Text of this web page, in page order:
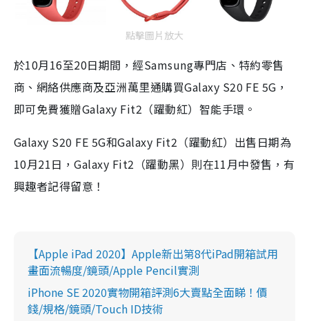
點擊圖片放大
於10月16至20日期間，經Samsung專門店、特約零售
商、網絡供應商及亞洲萬里通購買Galaxy S20 FE 5G，
即可免費獲贈Galaxy Fit2（躍動紅）智能手環。
Galaxy S20 FE 5G和Galaxy Fit2（躍動紅）出售日期為
10月21日，Galaxy Fit2（躍動黑）則在11月中發售，有
興趣者記得留意！
【Apple iPad 2020】Apple新出第8代iPad開箱試用
畫面流暢度/鏡頭/Apple Pencil實測
iPhone SE 2020實物開箱評測6大賣點全面睇！價
錢/規格/鏡頭/Touch ID技術